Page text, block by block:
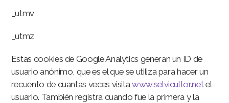
_utmv
_utmz
Estas cookies de Google Analytics generan un ID de
usuario anónimo, que es el que se utiliza para hacer un
recuento de cuantas veces visitawww.selvicultor.netel
usuario. También registra cuando fue la primera y la